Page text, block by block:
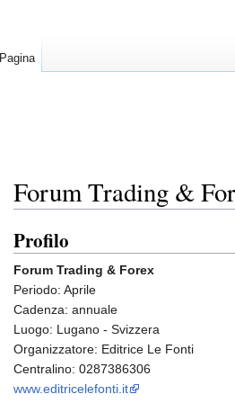
Forum Trading &
Jump
to
navigation
Jump
to
search
Profilo
Forum Trading & Forex
Periodo: Aprile
Cadenza: annuale
Luogo: Lugano - Svizzera
Organizzatore: Editrice Le Fonti
Centralino: 0287386306
www.editricelefonti.it
Pagina